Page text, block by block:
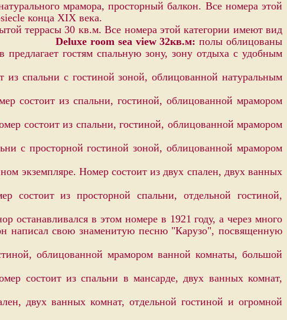
мрамора, просторный балкон. Все номера этой
конца XIX века.
террасы 30 кв.м. Все номера этой категории имеют вид
Deluxe room sea view 32кв.м: полы облицованы
предлагает гостям спальную зону, зону отдыха с удобным
из спальни с гостиной зоной, облицованной натуральным
состоит из спальни, гостиной, облицованной мрамором
состоит из спальни, гостиной, облицованной мрамором
с просторной гостиной зоной, облицованной мрамором
экземпляре. Номер состоит из двух спален, двух ванных
состоит из просторной спальни, отдельной гостиной,
останавливался в этом номере в 1921 году, а через много
написал свою знаменитую песню "Карузо", посвященную
облицованной мрамором ванной комнаты, большой
состоит из спальни в мансарде, двух ванных комнат,
двух ванных комнат, отдельной гостиной и огромной